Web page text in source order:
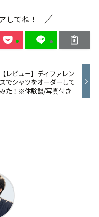
してね！
【レビュー】ディファレン
スでシャツをオーダーして
みた！※体験談/写真付き